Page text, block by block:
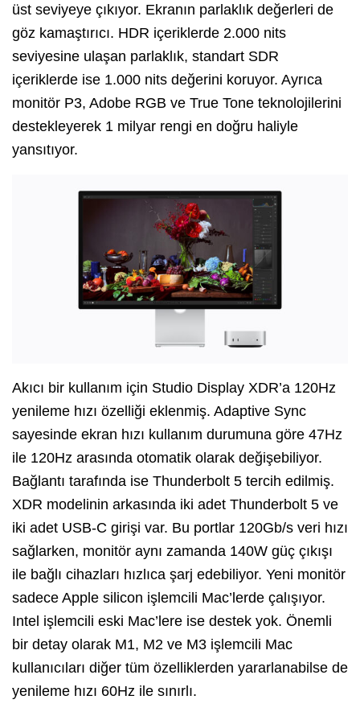
üst seviyeye çıkıyor. Ekranın parlaklık değerleri de
göz kamaştırıcı. HDR içeriklerde 2.000 nits
seviyesine ulaşan parlaklık, standart SDR
içeriklerde ise 1.000 nits değerini koruyor. Ayrıca
monitör P3, Adobe RGB ve True Tone teknolojilerini
destekleyerek 1 milyar rengi en doğru haliyle
yansıtıyor.
Akıcı bir kullanım için Studio Display XDR’a 120Hz
yenileme hızı özelliği eklenmiş. Adaptive Sync
sayesinde ekran hızı kullanım durumuna göre 47Hz
ile 120Hz arasında otomatik olarak değişebiliyor.
Bağlantı tarafında ise Thunderbolt 5 tercih edilmiş.
XDR modelinin arkasında iki adet Thunderbolt 5 ve
iki adet USB-C girişi var. Bu portlar 120Gb/s veri hızı
sağlarken, monitör aynı zamanda 140W güç çıkışı
ile bağlı cihazları hızlıca şarj edebiliyor. Yeni monitör
sadece Apple silicon işlemcili Mac’lerde çalışıyor.
Intel işlemcili eski Mac’lere ise destek yok. Önemli
bir detay olarak M1, M2 ve M3 işlemcili Mac
kullanıcıları diğer tüm özelliklerden yararlanabilse de
yenileme hızı 60Hz ile sınırlı.